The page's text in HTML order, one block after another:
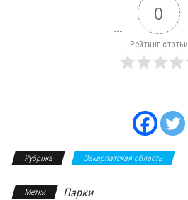
0
Рейтинг статьи
Рубрика Закарпатская область
Метки Парки